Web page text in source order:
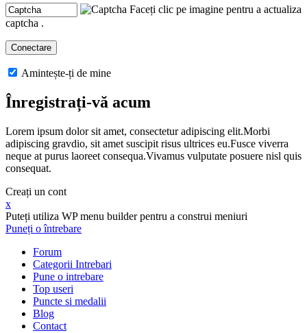
Faceți clic pe imagine pentru a actualiza
captcha .
Amintește-ți de mine
Înregistrați-vă acum
Lorem ipsum dolor sit amet, consectetur adipiscing elit.Morbi
adipiscing gravdio, sit amet suscipit risus ultrices eu.Fusce viverra
neque at purus laoreet consequa.Vivamus vulputate posuere nisl quis
consequat.
Creați un cont
x
Puteți utiliza WP menu builder pentru a construi meniuri
Puneți o întrebare
Forum
Categorii Intrebari
Pune o intrebare
Top useri
Puncte si medalii
Blog
Contact